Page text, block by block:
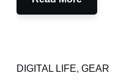
DIGITAL LIFE, GEAR